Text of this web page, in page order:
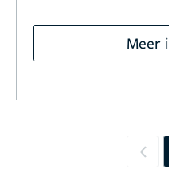
Meer